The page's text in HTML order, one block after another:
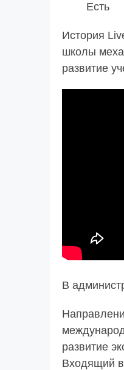
Есть
История
школы
развитие
В
развитие
Входящий в